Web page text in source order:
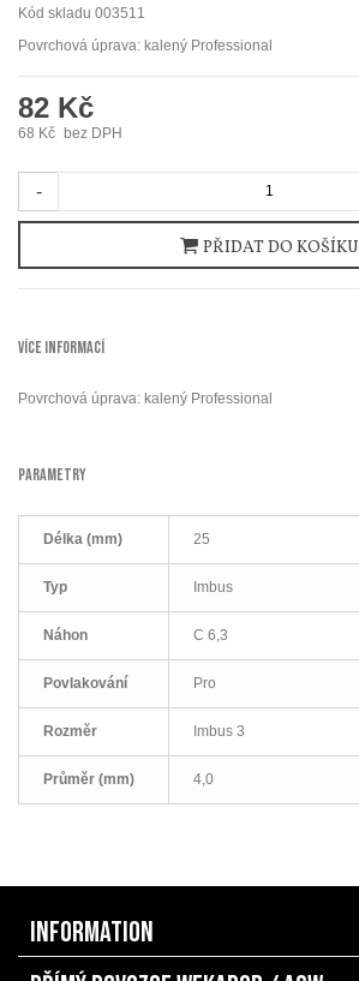
Kód skladu 003511
Povrchová úprava: kalený Professional
82 Kč
68 Kč bez DPH
-
PŘIDAT DO KOŠÍKU
VÍCE INFORMACÍ
Povrchová úprava: kalený Professional
PARAMETRY
Délka (mm) 25
Typ Imbus
Náhon C 6,3
Povlakování Pro
Rozměr Imbus 3
Průměr (mm) 4,0
INFORMATION